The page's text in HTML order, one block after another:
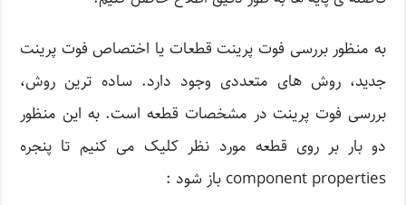
به منظور بررسی فوت پرینت قطعات یا اختصاص فوت پرینت
جدید، روش های متعددی وجود دارد. ساده ترین روش،
بررسی فوت پرینت در مشخصات قطعه است. به این منظور
دو بار بر روی قطعه مورد نظر کلیک می کنیم تا پنجره
component properties باز شود :